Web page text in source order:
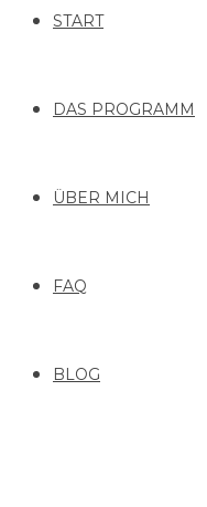
START
DAS PROGRAMM
ÜBER MICH
FAQ
BLOG